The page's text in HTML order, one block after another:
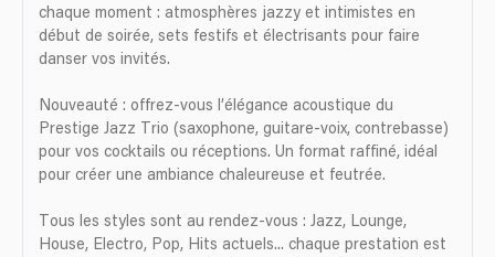
chaque moment : atmosphères jazzy et intimistes en
début de soirée, sets festifs et électrisants pour faire
danser vos invités.
Nouveauté : offrez-vous l’élégance acoustique du
Prestige Jazz Trio (saxophone, guitare-voix, contrebasse)
pour vos cocktails ou réceptions. Un format raffiné, idéal
pour créer une ambiance chaleureuse et feutrée.
Tous les styles sont au rendez-vous : Jazz, Lounge,
House, Electro, Pop, Hits actuels... chaque prestation est